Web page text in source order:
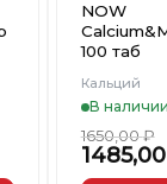
NOW
100 таб
Кальций
В наличии
1650,00₽
1485,00